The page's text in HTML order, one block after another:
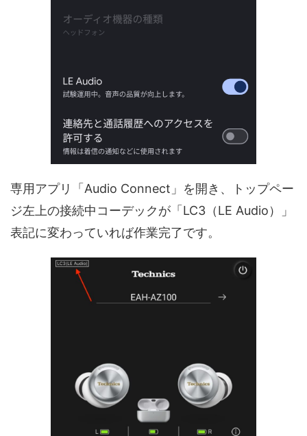
専用アプリ「Audio Connect」を開き、トップペー
ジ左上の接続中コーデックが「LC3（LE Audio）」
表記に変わっていれば作業完了です。